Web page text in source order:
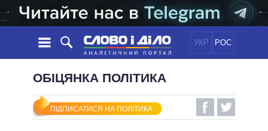
УКР РОС
НОВИНИ
СТРІЧКА
ПОДІЇ
ПОЛІТИКА
ЕКОНОМІКА
ОБIЦЯНКИ
ОБІЦЯНКА ПОЛІТИКА
ПІДПИСАТИСЯ НА ПОЛІТИКА